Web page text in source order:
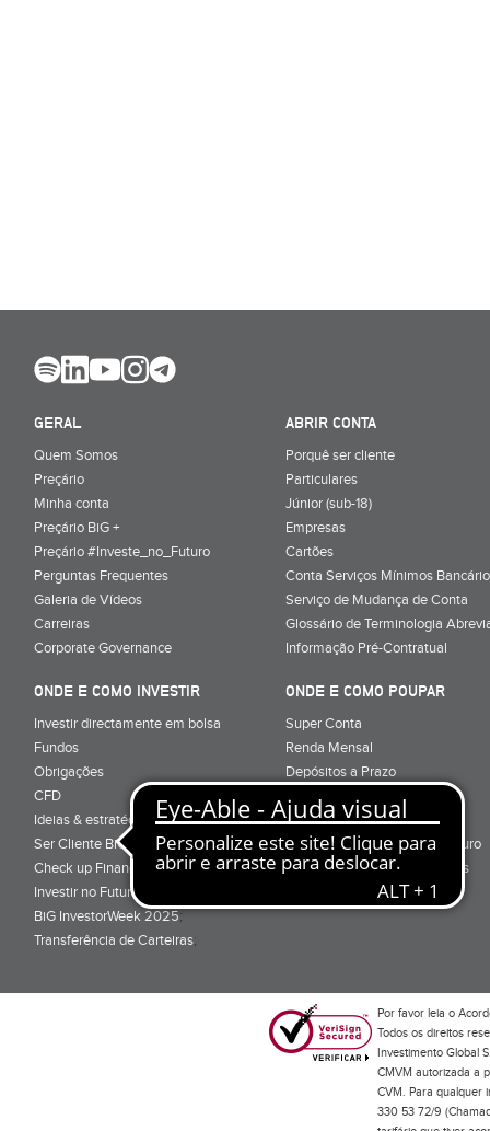
GERAL
Quem Somos
Preçário
Minha conta
Preçário BiG +
Preçário #Investe_no_Futuro
Perguntas Frequentes
Galeria de Vídeos
Carreiras
Corporate Governance
ABRIR CONTA
Porquê ser cliente
Particulares
Júnior (sub-18)
Empresas
Cartões
Conta Serviços Mínimos
Serviço de Mudança de Conta
Glossário de Terminologia
Informação Pré-Contratual
ONDE E COMO INVESTIR
Investir directamente em bolsa
Fundos
Obrigações
CFD
Ideias & estratégias para investir
Ser Cliente BiG
Check up Financeiro
Investir no Futuro
BiG InvestorWeek 2025;
Transferência de Carteiras;
ONDE E COMO POUPAR
Super Conta
Renda Mensal
Depósitos a Prazo
Super Depósito
Conta Poupança BiG Aforro
Certificados de Aforro e Tesouro
Direitos e Deveres - Depósitos
Por favor leia o
Todos os direitos
Investimento Global
CMVM autorizada a
CVM. Para qualquer
330 53 72/9